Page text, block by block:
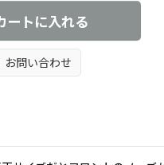
ートに入れる
お問い合わせ